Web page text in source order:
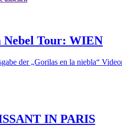
Tour: WIEN
der „Gorilas en la niebla“
IN PARIS